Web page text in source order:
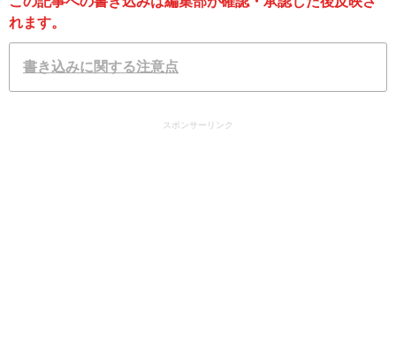
れます。
書き込みに関する注意点
スポンサーリンク